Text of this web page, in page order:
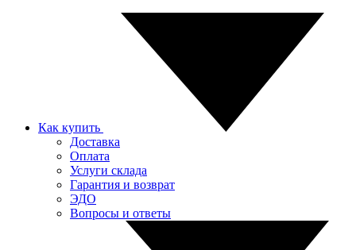
Как купить
Доставка
Оплата
Услуги склада
Гарантия и возврат
ЭДО
Вопросы и ответы